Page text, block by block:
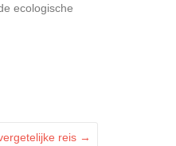
ecologische
reis →